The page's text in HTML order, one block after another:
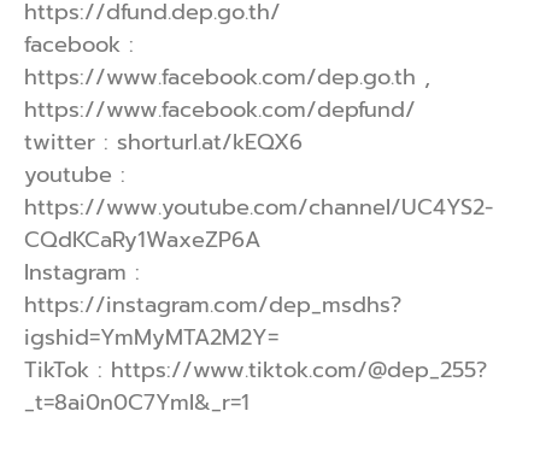
https://dfund.dep.go.th/
facebook :
https://www.facebook.com/dep.go.th ,
https://www.facebook.com/depfund/
twitter : shorturl.at/kEQX6
youtube :
https://www.youtube.com/channel/UC4YS2-
CQdKCaRy1WaxeZP6A
Instagram :
https://instagram.com/dep_msdhs?
igshid=YmMyMTA2M2Y=
TikTok : https://www.tiktok.com/@dep_255?
_t=8ai0n0C7YmI&_r=1